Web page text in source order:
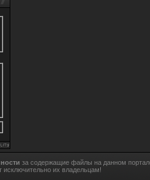
за содержащие файлы на данном
исключительно их владельцам!